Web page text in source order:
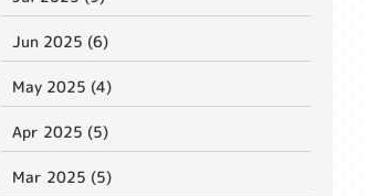
Jun 2025 (6)
May 2025 (4)
Apr 2025 (5)
Mar 2025 (5)